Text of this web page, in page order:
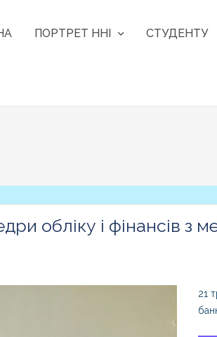
ПОРТРЕТ ННІ СТУДЕНТУ
обліку і фінансів
21